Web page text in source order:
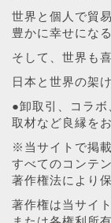
世界と個人で貿
豊かに幸せにな
そして、世界も
日本と世界の架
●卸取引、コラボ
取材など良縁を
※当サイトで掲
すべてのコンテン
著作権法により
著作権は当サイ